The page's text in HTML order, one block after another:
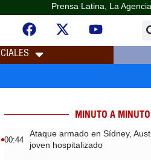
Prensa Latina, La Agencia
MINUTO A MINUTO
00:44
Ataque armado en Sídney,
joven hospitalizado